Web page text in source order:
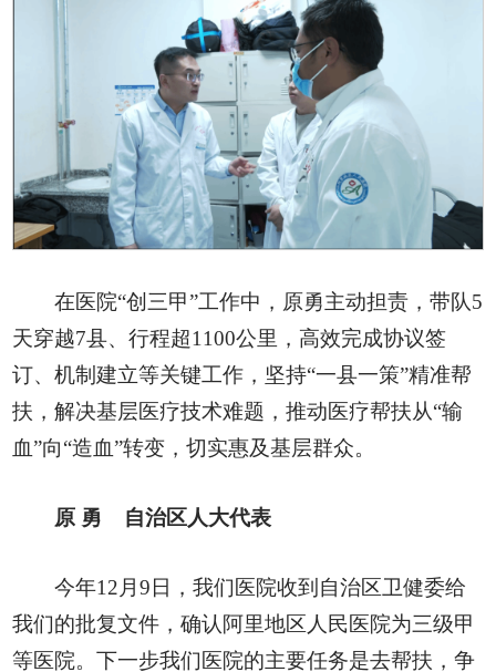
在医院“创三甲”工作中，原勇主动担责，带队5
天穿越7县、行程超1100公里，高效完成协议签
订、机制建立等关键工作，坚持“一县一策”精准帮
扶，解决基层医疗技术难题，推动医疗帮扶从“输
血”向“造血”转变，切实惠及基层群众。
原 勇 自治区人大代表
今年12月9日，我们医院收到自治区卫健委给
我们的批复文件，确认阿里地区人民医院为三级甲
等医院。下一步我们医院的主要任务是去帮扶，争